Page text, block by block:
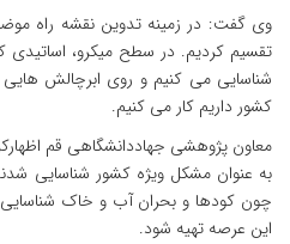
وی گفت: در زمینه تدوین نقشه راه
تقسیم کردیم. در سطح میکرو، اساتیدی
شناسایی می کنیم و روی ابرچالش
کشور داریم کار می کنیم.
معاون پژوهشی جهاددانشگاهی قم
به عنوان مشکل ویژه کشور شناسایی
چون کودها و بحران آب و خاک
این عرصه تهیه شود.